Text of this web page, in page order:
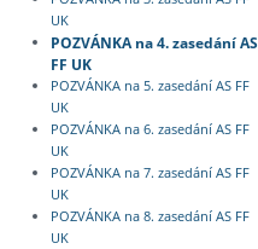
UK
POZVÁNKA na 4. zasedání AS
FF UK
POZVÁNKA na 5. zasedání AS FF
UK
POZVÁNKA na 6. zasedání AS FF
UK
POZVÁNKA na 7. zasedání AS FF
UK
POZVÁNKA na 8. zasedání AS FF
UK